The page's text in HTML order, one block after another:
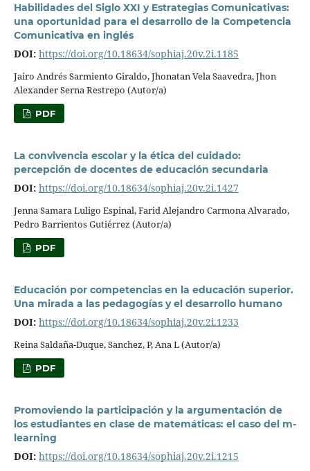
Habilidades del Siglo XXI y Estrategias Comunicativas:
una oportunidad para el desarrollo de la Competencia
Comunicativa en inglés
DOI: https://doi.org/10.18634/sophiaj.20v.2i.1185
Jairo Andrés Sarmiento Giraldo, Jhonatan Vela Saavedra, Jhon
Alexander Serna Restrepo (Autor/a)
PDF
La convivencia escolar y la ética del cuidado:
percepción de docentes de educación secundaria
DOI: https://doi.org/10.18634/sophiaj.20v.2i.1427
Jenna Samara Luligo Espinal, Farid Alejandro Carmona Alvarado,
Pedro Barrientos Gutiérrez (Autor/a)
PDF
Educación por competencias en la educación superior.
Una mirada a las pedagogías y el desarrollo humano
DOI: https://doi.org/10.18634/sophiaj.20v.2i.1233
Reina Saldaña-Duque, Sanchez, P, Ana L (Autor/a)
PDF
Promoviendo la participación y la argumentación de
los estudiantes en clase de matemáticas: el caso del m-
learning
DOI: https://doi.org/10.18634/sophiaj.20v.2i.1215